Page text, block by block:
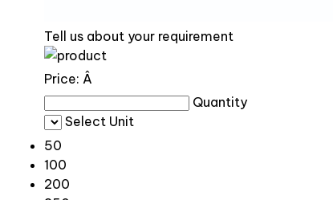
Tell us about your requirement
Price: Â
Quantity
Select Unit
50
100
200